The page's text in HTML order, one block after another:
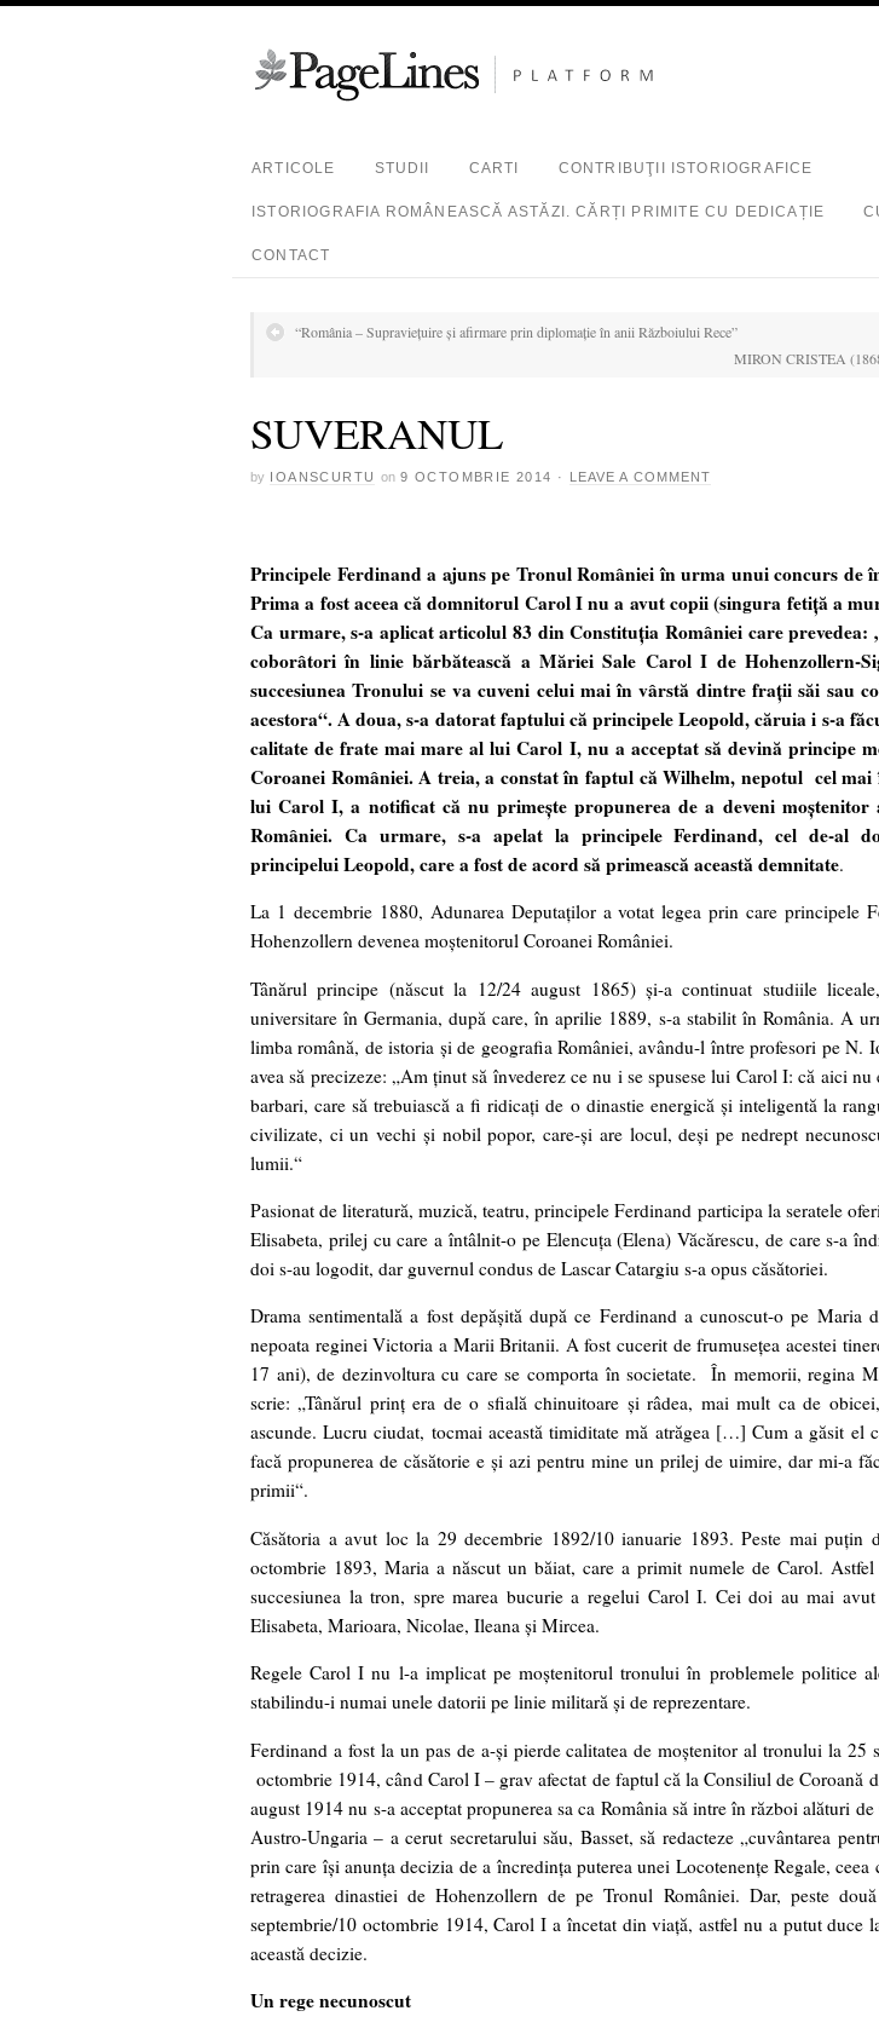
ARTICOLE STUDII CARTI CONTRIBUŢII ISTORIOGRAFICE
ISTORIOGRAFIA ROMÂNEASCĂ ASTĂZI. CĂRȚI PRIMITE CU DEDICAȚIE
CONTACT
“România – Supraviețuire și afirmare prin diplomație în anii Războiului Rece”
MIRON CRISTEA
SUVERANUL
by IOANSCURTU on 9 OCTOMBRIE 2014 · LEAVE A COMMENT
Principele Ferdinand a ajuns pe Tronul României în urma unui concurs de
Prima a fost aceea că domnitorul Carol I nu a avut copii (singura fetiţă a
Ca urmare, s-a aplicat articolul 83 din Constituţia României care prevedea:
coborâtori în linie bărbătească a Măriei Sale Carol I de Hohenzollern-
succesiunea Tronului se va cuveni celui mai în vârstă dintre fraţii săi sau
acestora“. A doua, s-a datorat faptului că principele Leopold, căruia i s-a
calitate de frate mai mare al lui Carol I, nu a acceptat să devină principe
Coroanei României. A treia, a constat în faptul că Wilhelm, nepotul cel
lui Carol I, a notificat că nu primeşte propunerea de a deveni
României. Ca urmare, s-a apelat la principele Ferdinand, cel de-al
principelui Leopold, care a fost de acord să primească această demnitate.
La 1 decembrie 1880, Adunarea Deputaţilor a votat legea prin care principele
Hohenzollern devenea moştenitorul Coroanei României.
Tânărul principe (născut la 12/24 august 1865) şi-a continuat studiile
universitare în Germania, după care, în aprilie 1889, s-a stabilit în România. A
limba română, de istoria şi de geografia României, avându-l între profesori pe N.
avea să precizeze: „Am ţinut să învederez ce nu i se spusese lui Carol I: că aici nu
barbari, care să trebuiască a fi ridicaţi de o dinastie energică şi inteligentă la
civilizate, ci un vechi şi nobil popor, care-şi are locul, deşi pe nedrept
lumii.“
Pasionat de literatură, muzică, teatru, principele Ferdinand participa la seratele
Elisabeta, prilej cu care a întâlnit-o pe Elencuţa (Elena) Văcărescu, de care s-a
doi s-au logodit, dar guvernul condus de Lascar Catargiu s-a opus căsătoriei.
Drama sentimentală a fost depăşită după ce Ferdinand a cunoscut-o pe Maria
nepoata reginei Victoria a Marii Britanii. A fost cucerit de frumuseţea acestei
17 ani), de dezinvoltura cu care se comporta în societate. În memorii, regina
scrie: „Tânărul prinţ era de o sfială chinuitoare şi râdea, mai mult ca de
ascunde. Lucru ciudat, tocmai această timiditate mă atrăgea […] Cum a găsit el
facă propunerea de căsătorie e şi azi pentru mine un prilej de uimire, dar mi-a
primii“.
Căsătoria a avut loc la 29 decembrie 1892/10 ianuarie 1893. Peste mai puţin
octombrie 1893, Maria a născut un băiat, care a primit numele de Carol. Astfel
succesiunea la tron, spre marea bucurie a regelui Carol I. Cei doi au mai
Elisabeta, Marioara, Nicolae, Ileana şi Mircea.
Regele Carol I nu l-a implicat pe moştenitorul tronului în problemele politice
stabilindu-i numai unele datorii pe linie militară şi de reprezentare.
Ferdinand a fost la un pas de a-şi pierde calitatea de moştenitor al tronului la 25
octombrie 1914, când Carol I – grav afectat de faptul că la Consiliul de Coroană
august 1914 nu s-a acceptat propunerea sa ca România să intre în război alături de
Austro-Ungaria – a cerut secretarului său, Basset, să redacteze „cuvântarea
prin care își anunţa decizia de a încredinţa puterea unei Locotenenţe Regale, ceea
retragerea dinastiei de Hohenzollern de pe Tronul României. Dar, peste
septembrie/10 octombrie 1914, Carol I a încetat din viaţă, astfel nu a putut duce
această decizie.
Un rege necunoscut